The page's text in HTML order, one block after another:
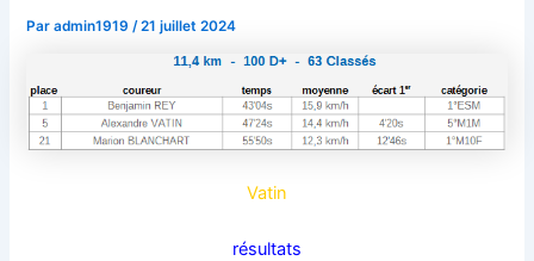
Paradmin1919/21 juillet 2024
Vatin
résultats